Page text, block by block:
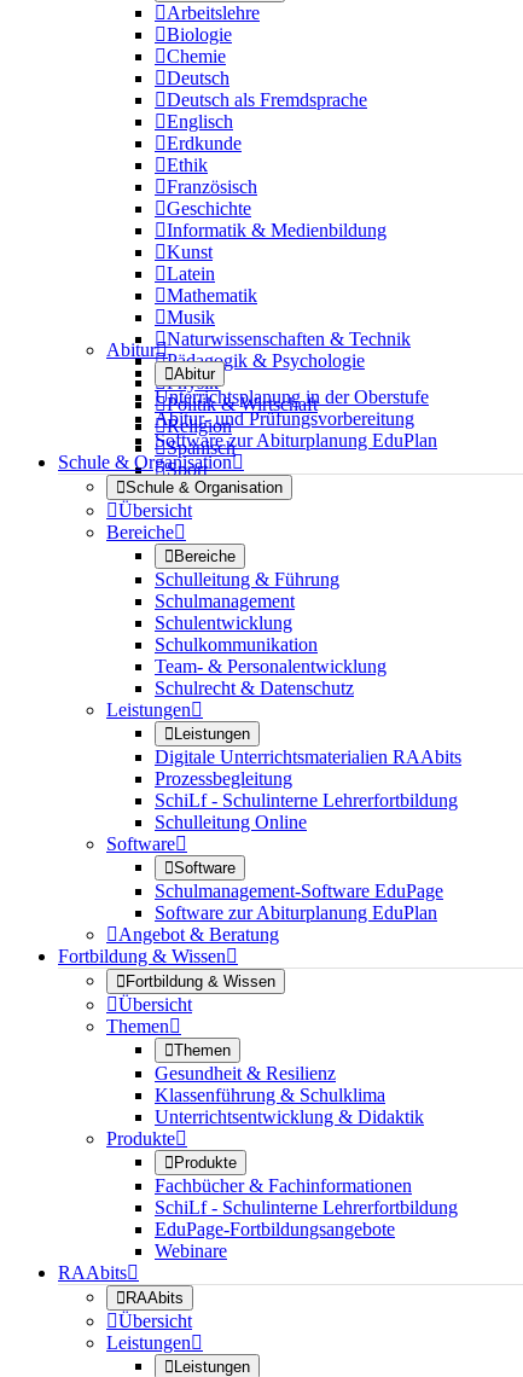
Arbeitslehre
Biologie
Chemie
Deutsch
Deutsch als Fremdsprache
Englisch
Erdkunde
Ethik
Französisch
Geschichte
Informatik & Medienbildung
Kunst
Latein
Mathematik
Musik
Naturwissenschaften & Technik
Pädagogik & Psychologie
Physik
Politik & Wirtschaft
Religion
Spanisch
Sport
Abitur
Abitur
Unterrichtsplanung in der Oberstufe
Abitur- und Prüfungsvorbereitung
Software zur Abiturplanung EduPlan
Schule & Organisation
Schule & Organisation
Übersicht
Bereiche
Bereiche
Schulleitung & Führung
Schulmanagement
Schulentwicklung
Schulkommunikation
Team- & Personalentwicklung
Schulrecht & Datenschutz
Leistungen
Leistungen
Digitale Unterrichtsmaterialien RAAbits
Prozessbegleitung
SchiLf - Schulinterne Lehrerfortbildung
Schulleitung Online
Software
Software
Schulmanagement-Software EduPage
Software zur Abiturplanung EduPlan
Angebot & Beratung
Fortbildung & Wissen
Fortbildung & Wissen
Übersicht
Themen
Themen
Gesundheit & Resilienz
Klassenführung & Schulklima
Unterrichtsentwicklung & Didaktik
Produkte
Produkte
Fachbücher & Fachinformationen
SchiLf - Schulinterne Lehrerfortbildung
EduPage-Fortbildungsangebote
Webinare
RAAbits
RAAbits
Übersicht
Leistungen
Leistungen